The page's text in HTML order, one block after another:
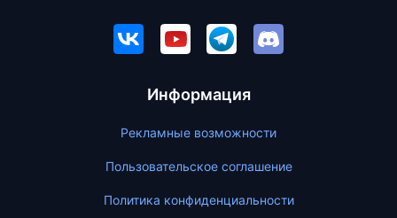
Информация
Рекламные возможности
Пользовательское соглашение
Политика конфиденциальности